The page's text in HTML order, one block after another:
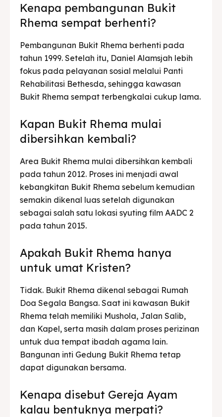
Kenapa pembangunan Bukit
Rhema sempat berhenti?
Pembangunan Bukit Rhema berhenti pada
tahun 1999. Setelah itu, Daniel Alamsjah lebih
fokus pada pelayanan sosial melalui Panti
Rehabilitasi Bethesda, sehingga kawasan
Bukit Rhema sempat terbengkalai cukup lama.
Kapan Bukit Rhema mulai
dibersihkan kembali?
Area Bukit Rhema mulai dibersihkan kembali
pada tahun 2012. Proses ini menjadi awal
kebangkitan Bukit Rhema sebelum kemudian
semakin dikenal luas setelah digunakan
sebagai salah satu lokasi syuting film AADC 2
pada tahun 2015.
Apakah Bukit Rhema hanya
untuk umat Kristen?
Tidak. Bukit Rhema dikenal sebagai Rumah
Doa Segala Bangsa. Saat ini kawasan Bukit
Rhema telah memiliki Mushola, Jalan Salib,
dan Kapel, serta masih dalam proses perizinan
untuk dua tempat ibadah agama lain.
Bangunan inti Gedung Bukit Rhema tetap
dapat digunakan bersama.
Kenapa disebut Gereja Ayam
kalau bentuknya merpati?